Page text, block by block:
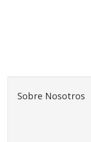
Sobre Nosotros